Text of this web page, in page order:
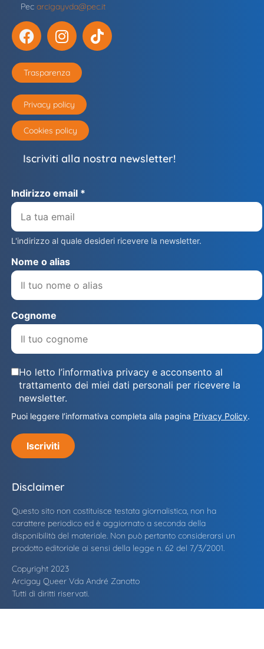
Pec arcigayvda@pec.it
Trasparenza
Privacy policy
Cookies policy
Iscriviti alla nostra newsletter!
Indirizzo email *
L'indirizzo al quale desideri ricevere la newsletter.
Nome o alias
Cognome
Ho letto l’informativa privacy e acconsento al
trattamento dei miei dati personali per ricevere la
newsletter.
Puoi leggere l’informativa completa alla pagina Privacy Policy.
Iscriviti
Disclaimer
Questo sito non costituisce testata giornalistica, non ha
carattere periodico ed è aggiornato a seconda della
disponibilità del materiale. Non può pertanto considerarsi un
prodotto editoriale ai sensi della legge n. 62 del 7/3/2001.
Copyright 2023
Arcigay Queer Vda André Zanotto
Tutti di diritti riservati.